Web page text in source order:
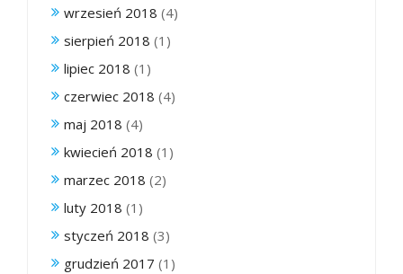
wrzesień 2018 (4)
sierpień 2018 (1)
lipiec 2018 (1)
czerwiec 2018 (4)
maj 2018 (4)
kwiecień 2018 (1)
marzec 2018 (2)
luty 2018 (1)
styczeń 2018 (3)
grudzień 2017 (1)